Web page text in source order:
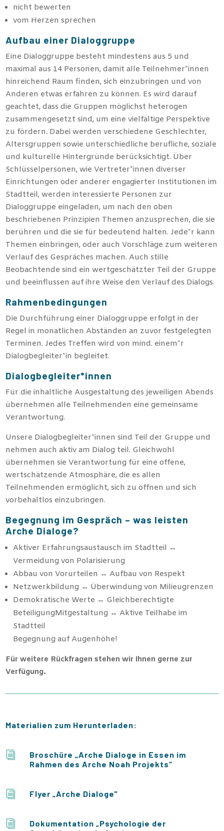
nicht bewerten
vom Herzen sprechen
Aufbau einer Dialoggruppe
Eine Dialoggruppe besteht mindestens aus 5 und
maximal aus 14 Personen, damit alle Teilnehmer*innen
hinreichend Raum finden, sich einzubringen und von
Anderen etwas erfahren zu können. Es wird darauf
geachtet, dass die Gruppen möglichst heterogen
zusammengesetzt sind, um eine vielfältige Perspektive
zu fördern. Dabei werden verschiedene Geschlechter,
Altersgruppen sowie unterschiedliche berufliche, soziale
und kulturelle Hintergründe berücksichtigt. Über
Schlüsselpersonen, wie Vertreter*innen diverser
Einrichtungen oder anderer engagierter Institutionen im
Stadtteil, werden interessierte Personen zur
Dialoggruppe eingeladen, um nach den oben
beschriebenen Prinzipien Themen anzusprechen, die sie
berühren und die sie für bedeutend halten. Jede*r kann
Themen einbringen, oder auch Vorschläge zum weiteren
Verlauf des Gespräches machen. Auch stille
Beobachtende sind ein wertgeschätzter Teil der Gruppe
und beeinflussen auf ihre Weise den Verlauf des Dialogs.
Rahmenbedingungen
Die Durchführung einer Dialoggruppe erfolgt in der
Regel in monatlichen Abständen an zuvor festgelegten
Terminen. Jedes Treffen wird von mind. einem*r
Dialogbegleiter*in begleitet.
Dialogbegleiter*innen
Für die inhaltliche Ausgestaltung des jeweiligen Abends
übernehmen alle Teilnehmenden eine gemeinsame
Verantwortung.
Unsere Dialogbegleiter*innen sind Teil der Gruppe und
nehmen auch aktiv am Dialog teil. Gleichwohl
übernehmen sie Verantwortung für eine offene,
wertschätzende Atmosphäre, die es allen
Teilnehmenden ermöglicht, sich zu öffnen und sich
vorbehaltlos einzubringen.
Begegnung im Gespräch – was leisten
Arche Dialoge?
Aktiver Erfahrungsaustausch im Stadtteil ↔
Vermeidung von Polarisierung
Abbau von Vorurteilen ↔ Aufbau von Respekt
Netzwerkbildung ↔ Überwindung von Milieugrenzen
Demokratische Werte ↔ Gleichberechtigte
BeteiligungMitgestaltung ↔ Aktive Teilhabe im
Stadtteil
Begegnung auf Augenhöhe!
Für weitere Rückfragen stehen wir Ihnen gerne zur
Verfügung.
Materialien zum Herunterladen:
i
Broschüre „Arche Dialoge in Essen im
Rahmen des Arche Noah Projekts“
i Flyer „Arche Dialoge"
i
Dokumentation „Psychologie der